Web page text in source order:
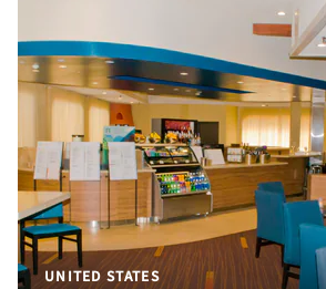
UNITED STATES